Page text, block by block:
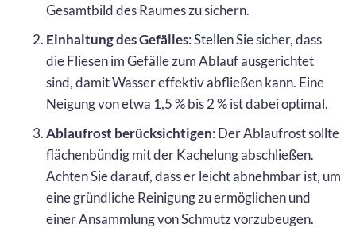
Gesamtbild des Raumes zu sichern.
Einhaltung des Gefälles: Stellen Sie sicher, dass
die Fliesen im Gefälle zum Ablauf ausgerichtet
sind, damit Wasser effektiv abfließen kann. Eine
Neigung von etwa 1,5 % bis 2 % ist dabei optimal.
Ablaufrost berücksichtigen: Der Ablaufrost sollte
flächenbündig mit der Kachelung abschließen.
Achten Sie darauf, dass er leicht abnehmbar ist, um
eine gründliche Reinigung zu ermöglichen und
einer Ansammlung von Schmutz vorzubeugen.